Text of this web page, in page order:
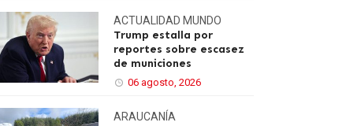
ACTUALIDAD MUNDO
Trump estalla por
reportes sobre escasez
de municiones
06 agosto, 2026
ARAUCANÍA